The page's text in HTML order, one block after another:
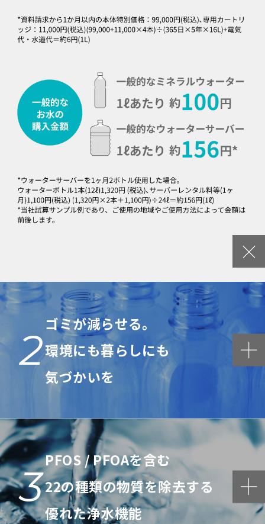
2
ゴミが減らせる。
環境にも暮らしにも
気づかいを
3
PFOS / PFOAを含む
22の種類の物質を除去する
優れた浄水機能